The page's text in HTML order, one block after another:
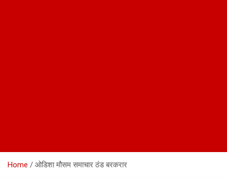
Home ओडिशा मौसम समाचार ठंड बरकरार